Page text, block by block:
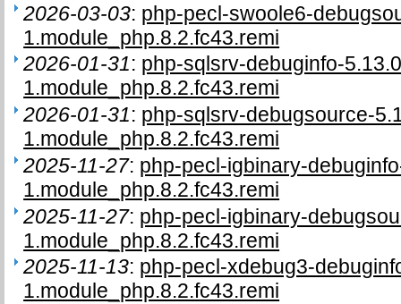
2026-03-03: php-pecl-swoole6-
1.module_php.8.2.fc43.remi
2026-01-31: php-sqlsrv-debuginfo-
1.module_php.8.2.fc43.remi
2026-01-31: php-sqlsrv-debugsource-
1.module_php.8.2.fc43.remi
2025-11-27: php-pecl-igbinary-
1.module_php.8.2.fc43.remi
2025-11-27: php-pecl-igbinary-
1.module_php.8.2.fc43.remi
2025-11-13: php-pecl-xdebug3-
1.module_php.8.2.fc43.remi